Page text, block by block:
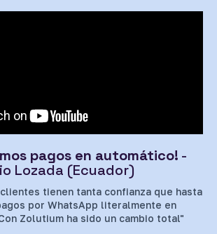
pagos en automático! -
Lozada (Ecuador)
tienen tanta confianza que hasta
por WhatsApp literalmente en
Zolutium ha sido un cambio total"